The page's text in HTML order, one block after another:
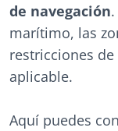
de navegación
marítimo, las
restricciones
aplicable.
Aquí puedes